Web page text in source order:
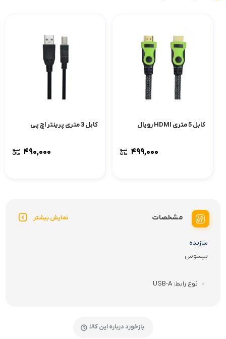
کابل 5 متری HDMI رویال
۴۹۹,۰۰۰
کابل 3 متری پرینتر اچ پی
۴۹۰,۰۰۰
مشخصات نمایش بیشتر
سازنده
بیسوس
نوع رابط USB-A
بازخورد درباره این کالا